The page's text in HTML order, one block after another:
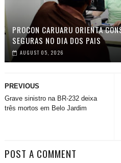
PROCON CARUARU ORIENTA
SEGURAS NO DIA DOS PAIS
AUGUST 05, 2026
PREVIOUS
Grave sinistro na BR-232 deixa
três mortos em Belo Jardim
POST A COMMENT